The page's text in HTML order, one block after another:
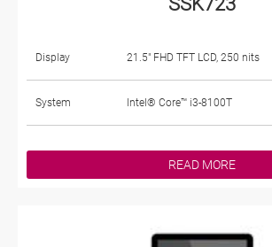
Display 21.5" FHD TFT LCD, 250 nits
System Intel® Core™ i3-8100T
READ MORE